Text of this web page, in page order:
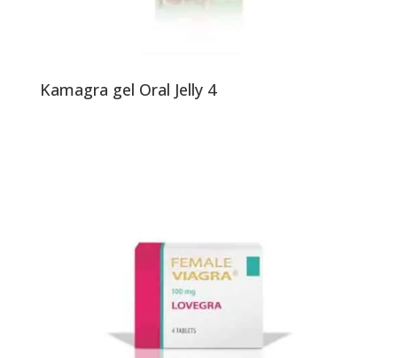
Kamagra gel Oral Jelly 4